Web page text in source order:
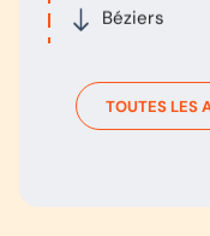
Béziers
TOUTES LES